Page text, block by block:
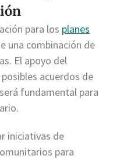
para los planes
una combinación de
El apoyo del
acuerdos de
fundamental para
iniciativas de
para